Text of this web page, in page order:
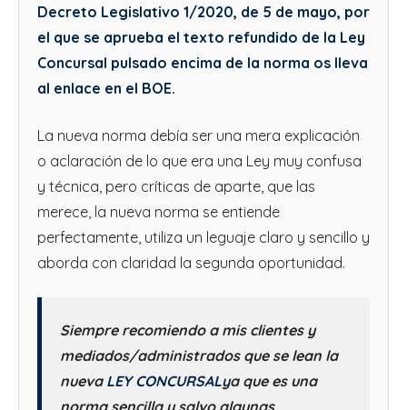
Decreto Legislativo 1/2020, de 5 de mayo, por
el que se aprueba el texto refundido de la Ley
Concursal pulsado encima de la norma os lleva
al enlace en el BOE.
La nueva norma debía ser una mera explicación
o aclaración de lo que era una Ley muy confusa
y técnica, pero críticas de aparte, que las
merece, la nueva norma se entiende
perfectamente, utiliza un leguaje claro y sencillo y
aborda con claridad la segunda oportunidad.
Siempre recomiendo a mis clientes y
mediados/administrados que se lean la
nueva LEY CONCURSALya que es una